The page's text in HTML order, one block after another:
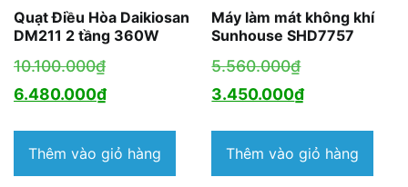
Quạt Điều Hòa Daikiosan
DM211 2 tầng 360W
10.100.000₫Giá
gốc
10.100.000₫.
6.480.000₫Giá
tại
là:
Thêm vào giỏ hàng
Máy làm mát không khí
Sunhouse SHD7757
5.560.000₫Giá
gốc
5.560.000₫.
3.450.000₫Giá
tại
là:
Thêm vào giỏ hàng